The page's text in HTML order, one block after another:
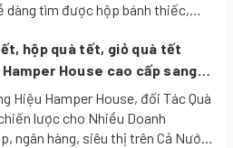
thấy thư giãn và an yên hơn,
khắc nghỉ ngơi.
oxy hóa tự nhiên, giúp cơ thể khỏe
dàng tìm được hộp bánh thiếc,
sản phẩm bánh kẹo tại
với thiết kế đẹp đẳng cấp sẽ là
ý nghĩa mang giá trị tri ân đích
hộp quà tết, giỏ quà tết
House cao cấp sang
nghĩa tặng người thân, nhân
tác
Hiệu Hamper House, đối Tác Quà
lược cho Nhiều Doanh
ngân hàng, siêu thị trên Cả Nước.